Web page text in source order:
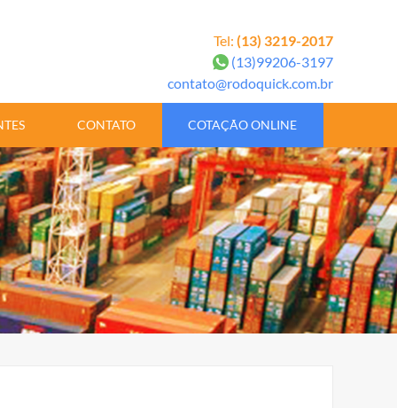
Tel: (13) 3219-2017
(13)99206-3197
contato@rodoquick.com.br
CONTATO COTAÇÃO ONLINE